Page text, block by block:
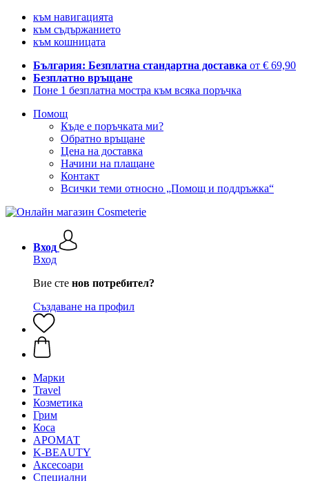
към навигацията
към съдържанието
към кошницата
България: Безплатна стандартна доставка от € 69,90
Безплатно връщане
Поне 1 безплатна мостра към всяка поръчка
Помощ
Къде е поръчката ми?
Обратно връщане
Цена на доставка
Начини на плащане
Контакт
Всички теми относно „Помощ и поддръжка“
Вход
Вход
Вие сте нов потребител?
Създаване на профил
Mарки
Travel
Козметика
Грим
Коса
АРОМАТ
K-BEAUTY
Аксесоари
Специални